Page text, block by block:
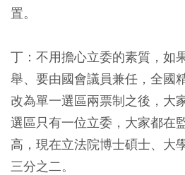
置。
丁：不用擔心立委的素質，如
舉、要由國會議員兼任，全國
改為單一選區兩票制之後，大
選區只有一位立委，大家都在
高，現在立法院博士碩士、大
三分之二。